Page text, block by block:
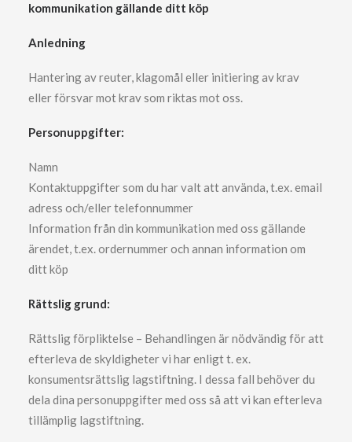
kommunikation gällande ditt köp
Anledning
Hantering av reuter, klagomål eller initiering av krav
eller försvar mot krav som riktas mot oss.
Personuppgifter:
Namn
Kontaktuppgifter som du har valt att använda, t.ex. email
adress och/eller telefonnummer
Information från din kommunikation med oss gällande
ärendet, t.ex. ordernummer och annan information om
ditt köp
Rättslig grund:
Rättslig förpliktelse – Behandlingen är nödvändig för att
efterleva de skyldigheter vi har enligt t. ex.
konsumentsrättslig lagstiftning. I dessa fall behöver du
dela dina personuppgifter med oss så att vi kan efterleva
tillämplig lagstiftning.